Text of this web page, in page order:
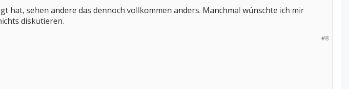
hat, sehen andere das dennoch vollkommen anders. Manchmal wünschte ich mir
diskutieren.
#8